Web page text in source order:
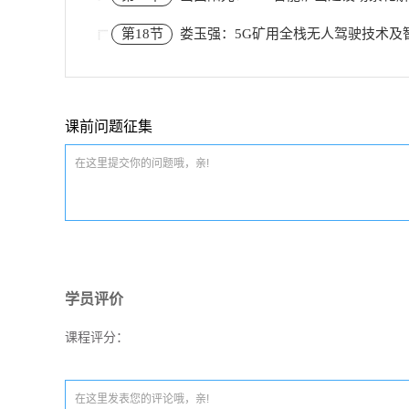
第18节 娄玉强：5G矿用全栈无人驾驶技术及
课前问题征集
学员评价
课程评分：